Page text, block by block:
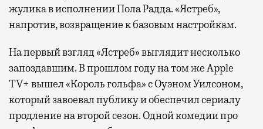
жулика в исполнении Пола Радда. «Ястреб»,
напротив, возвращение к базовым настройкам.
На первый взгляд «Ястреб» выглядит несколько
запоздавшим. В прошлом году на том же Apple
TV+ вышел «Король гольфа» с Оуэном Уилсоном,
который завоевал публику и обеспечил сериалу
продление на второй сезон. Одной комедии про